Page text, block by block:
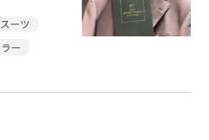
ーツ
ー